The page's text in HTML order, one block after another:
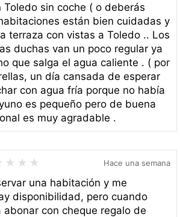
Toledo sin coche ( o deberás
están bien cuidadas y
terraza con vistas a Toledo .. Los
duchas van un poco regular ya
que salga el agua caliente . ( por
un día cansada de esperar
con agua fría porque no había
es pequeño pero de buena
es muy agradable .
Hace una semana
una habitación y me
disponibilidad, pero cuando
abonar con cheque regalo de